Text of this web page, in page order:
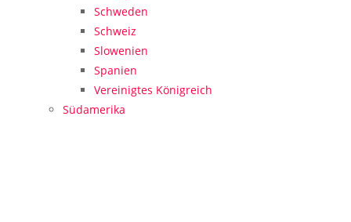
Schweden
Schweiz
Slowenien
Spanien
Vereinigtes Königreich
Südamerika